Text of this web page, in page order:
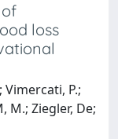
loss
Vimercati, P.;
M.; Ziegler, De;